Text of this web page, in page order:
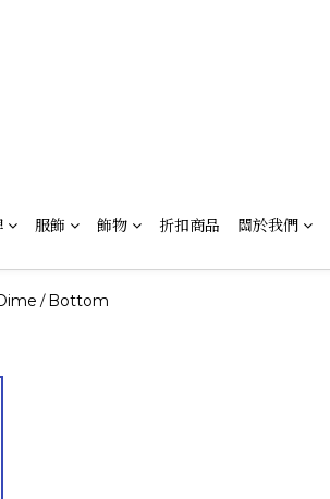
服飾 飾物 折扣商品 關於我們
/Bottom